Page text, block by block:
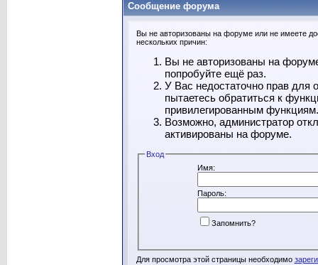
Сообщение форума
Вы не авторизованы на форуме или не имеете
нескольких причин:
Вы не авторизованы на
попробуйте ещё раз.
У Вас недостаточно прав для
пытаетесь обратиться к
привилегированным функциям.
Возможно, администратор
активированы на форуме.
Вход
Имя:
Пароль:
Запомнить?
Для просмотра этой страницы необходимо